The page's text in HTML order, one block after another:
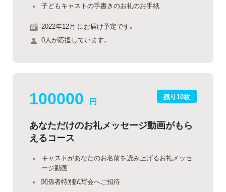
子どもキャストの手書きのお礼のお手紙
2022年12月 にお届け予定です。
0人が応援しています。
残り10枚
100000 円
あなただけのお礼メッセージ動画がもら
えるコース
キャストがあなたのお名前を読み上げるお礼メッセ
ージ動画
関係者特別試写会へご招待